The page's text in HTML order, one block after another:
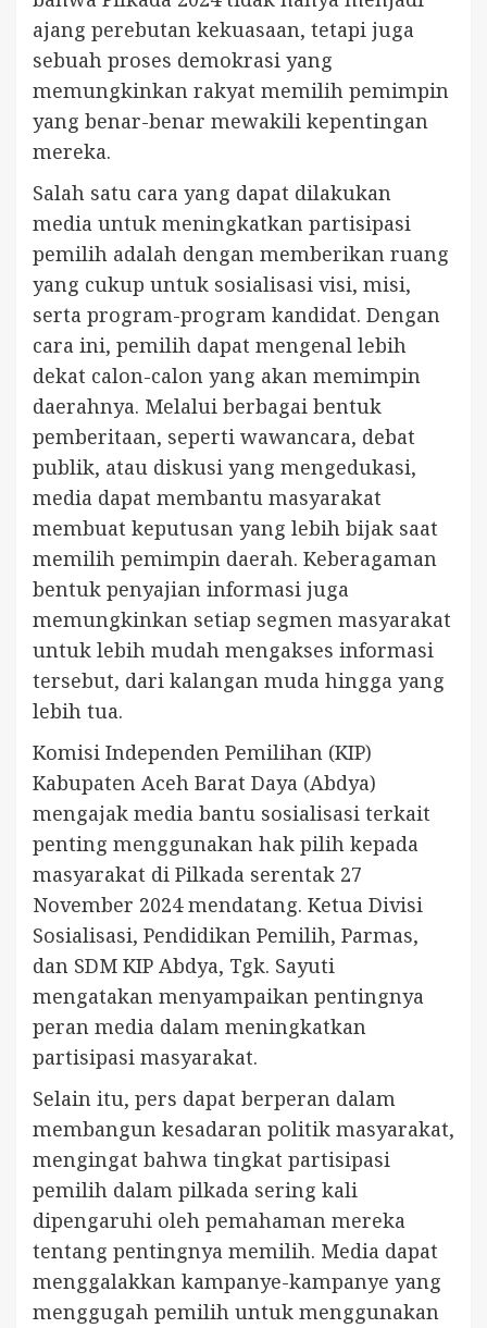
ajang perebutan kekuasaan, tetapi juga
sebuah proses demokrasi yang
memungkinkan rakyat memilih pemimpin
yang benar-benar mewakili kepentingan
mereka.
Salah satu cara yang dapat dilakukan
media untuk meningkatkan partisipasi
pemilih adalah dengan memberikan ruang
yang cukup untuk sosialisasi visi, misi,
serta program-program kandidat. Dengan
cara ini, pemilih dapat mengenal lebih
dekat calon-calon yang akan memimpin
daerahnya. Melalui berbagai bentuk
pemberitaan, seperti wawancara, debat
publik, atau diskusi yang mengedukasi,
media dapat membantu masyarakat
membuat keputusan yang lebih bijak saat
memilih pemimpin daerah. Keberagaman
bentuk penyajian informasi juga
memungkinkan setiap segmen masyarakat
untuk lebih mudah mengakses informasi
tersebut, dari kalangan muda hingga yang
lebih tua.
Komisi Independen Pemilihan (KIP)
Kabupaten Aceh Barat Daya (Abdya)
mengajak media bantu sosialisasi terkait
penting menggunakan hak pilih kepada
masyarakat di Pilkada serentak 27
November 2024 mendatang. Ketua Divisi
Sosialisasi, Pendidikan Pemilih, Parmas,
dan SDM KIP Abdya, Tgk. Sayuti
mengatakan menyampaikan pentingnya
peran media dalam meningkatkan
partisipasi masyarakat.
Selain itu, pers dapat berperan dalam
membangun kesadaran politik masyarakat,
mengingat bahwa tingkat partisipasi
pemilih dalam pilkada sering kali
dipengaruhi oleh pemahaman mereka
tentang pentingnya memilih. Media dapat
menggalakkan kampanye-kampanye yang
menggugah pemilih untuk menggunakan